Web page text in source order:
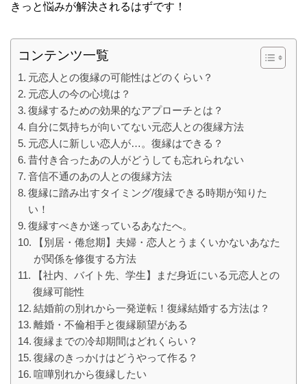
きっと悩みが解決されるはずです！
コンテンツ一覧
元恋人との復縁の可能性はどのくらい？
元恋人の今の心境は？
復縁するための効果的なアプローチとは？
自分に気持ちが向いてない元恋人との復縁方法
元恋人に新しい恋人が…。復縁はできる？
昔付き合ったあの人がどうしても忘れられない
音信不通のあの人との復縁方法
復縁に踏み出すタイミング/復縁できる時期が知りた
い！
復縁すべきか迷っているあなたへ。
【別居・倦怠期】夫婦・恋人とうまくいかないあなた
が関係を修復する方法
【社内、バイト先、学生】まだ身近にいる元恋人との
復縁可能性
結婚前の別れから一発逆転！復縁結婚する方法は？
離婚・不倫相手と復縁願望がある
復縁までの冷却期間はどれくらい？
復縁のきっかけはどうやって作る？
喧嘩別れから復縁したい